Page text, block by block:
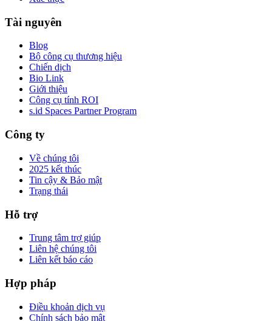
Tài nguyên
Blog
Bộ công cụ thương hiệu
Chiến dịch
Bio Link
Giới thiệu
Công cụ tính ROI
s.id Spaces Partner Program
Công ty
Về chúng tôi
2025 kết thúc
Tin cậy & Bảo mật
Trạng thái
Hỗ trợ
Trung tâm trợ giúp
Liên hệ chúng tôi
Liên kết báo cáo
Hợp pháp
Điều khoản dịch vụ
Chính sách bảo mật